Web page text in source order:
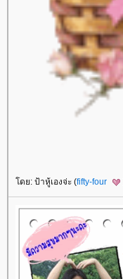
ดย: ป้าหู้เองจ่ะ (fifty-four